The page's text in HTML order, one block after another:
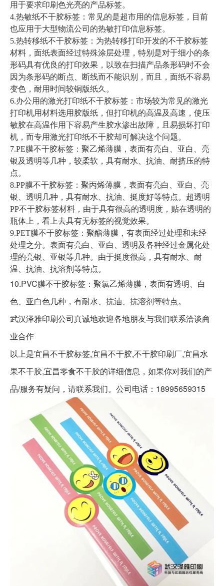
用于要求印刷色光亮的产品标签。
4.热敏纸不干胶标签：常见的是超市用的信息标签，目前
也应用于大型物流公司的热敏打印信息标签。
5.热转移纸不干胶标签：为热转移打印开发的不干胶标签
材料，面纸表面经过特殊涂层处理，特别是对于细小的条
形码具有优良的打印效果，以致在扫描产品条形码时不会
因为条形码的断点、断线而不能识别，而且，面纸不容易
变色，耐用时间较铜版纸久。
6.办公用的激光打印纸不干胶标签：市场较为常见的激光
打印机用材料选用胶版纸，但打印机的高温及高速，使压
敏胶在高温作用下容易产生胶水渗出故障，且易损坏打印
机，而专用激光打印纸不干胶却可解决这个问题。
7.PE膜不干胶标签：聚乙烯薄膜，表面有亮白、亚白、亮
银及透明等几种，较柔软，具有耐水、抗油、耐挤压的特
点。
8.PP膜不干胶标签：聚丙烯薄膜，表面有亮白、亚白、亮
银、透明几种，具有耐水、抗油、挺度好等特点。超透明
PP不干胶标签材料，由于具有很高的透明度，贴在透明的
瓶体上，看上去具有无标签的视觉效果。
9.PET膜不干胶标签：聚酯薄膜，有表面经过处理和未经
处理之分。表面有亮白、亚白、透明及各种经过金属化处
理的亮银、亚银等几种。由于挺度很高，具有耐水、耐
温、抗油、抗溶剂等特点。
10.PVC膜不干胶标签：聚氯乙烯薄膜，表面有透明、白
色、亚白色几种，有耐水、抗油、抗溶剂等特点。
武汉泽雅印刷公司真诚地欢迎各地朋友与我们联系洽谈商
业合作
以上是宜昌不干胶标签,宜昌不干胶,不干胶印刷厂,宜昌水
果不干胶,宜昌零食不干胶的详细信息，如果你对我们的产
品/服务有疑问，请联系我们。公司电话：18995659315